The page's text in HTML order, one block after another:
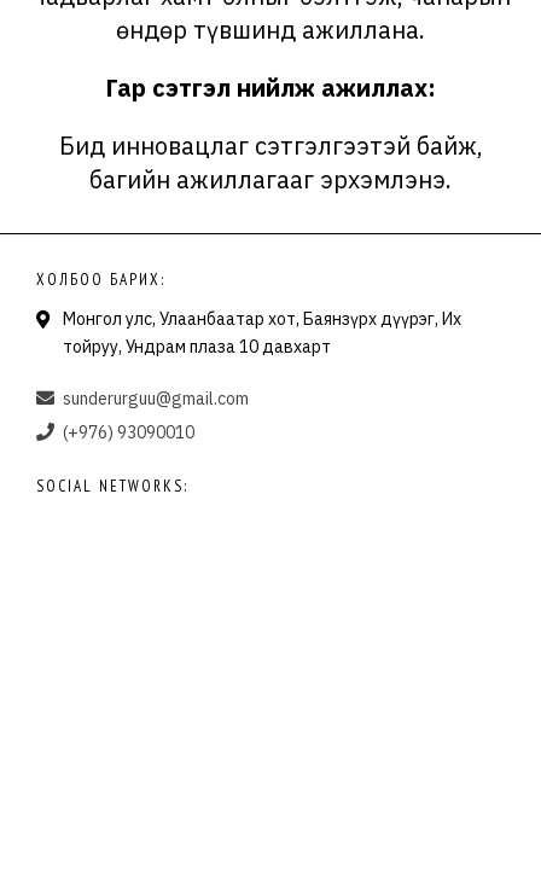
өндөр түвшинд ажиллана.
Гар сэтгэл нийлж ажиллах:
Бид инновацлаг сэтгэлгээтэй байж,
багийн ажиллагааг эрхэмлэнэ.
ХОЛБОО БАРИХ:
Монгол улс, Улаанбаатар хот, Баянзүрх дүүрэг, Их
тойруу, Ундрам плаза 10 давхарт
sunderurguu@gmail.com
(+976) 93090010
SOCIAL NETWORKS: